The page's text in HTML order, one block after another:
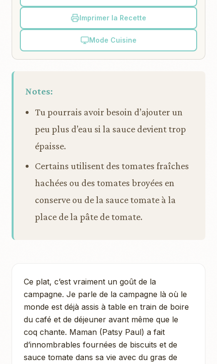
Imprimer la Recette
Mode Cuisine
Notes:
Tu pourrais avoir besoin d’ajouter un
peu plus d’eau si la sauce devient trop
épaisse.
Certains utilisent des tomates fraîches
hachées ou des tomates broyées en
conserve ou de la sauce tomate à la
place de la pâte de tomate.
Ce plat, c’est vraiment un goût de la
campagne. Je parle de la campagne là où le
monde est déjà assis à table en train de boire
du café et de déjeuner avant même que le
coq chante. Maman (Patsy Paul) a fait
d’innombrables fournées de biscuits et de
sauce tomate dans sa vie avec du gras de